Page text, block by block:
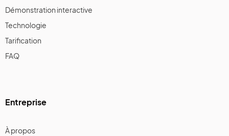
Démonstration interactive
Technologie
Tarification
FAQ
Entreprise
À propos